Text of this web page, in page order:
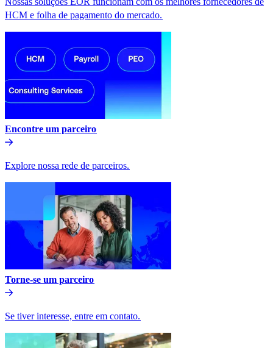
HCM e folha de pagamento do mercado.​​
Encontre um parceiro​​
Explore nossa rede de parceiros.​​
Torne-se um parceiro​​
Se tiver interesse, entre em contato.​​